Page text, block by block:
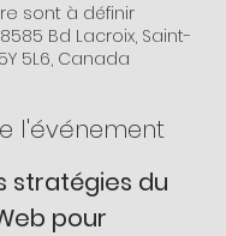
sont à définir
Bd Lacroix, Saint-
5L6, Canada
l'événement
stratégies du
pour